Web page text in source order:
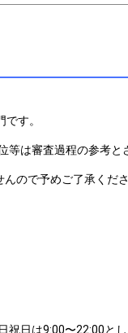
す。
等は審査過程の参考と
ので予めご了承くださ
祝日は9:00〜22:00と